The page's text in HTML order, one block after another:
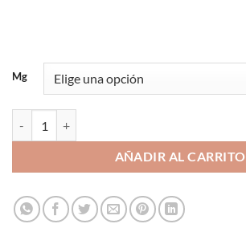
Mg
AÑADIR AL CARRITO